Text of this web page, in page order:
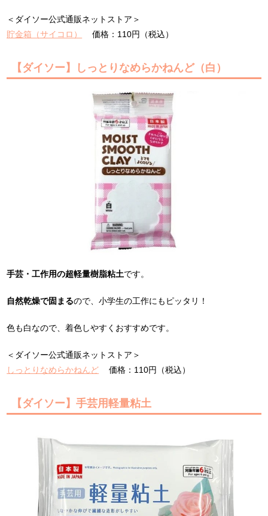
＜ダイソー公式通販ネットストア＞
貯金箱（サイコロ）
価格：110円（税込）
【ダイソー】しっとりなめらかねんど（白）
手芸・工作用の超軽量樹脂粘土です。
自然乾燥で固まるので、小学生の工作にもピッタリ！
色も白なので、着色しやすくおすすめです。
＜ダイソー公式通販ネットストア＞
しっとりなめらかねんど 価格：110円（税込）
【ダイソー】手芸用軽量粘土